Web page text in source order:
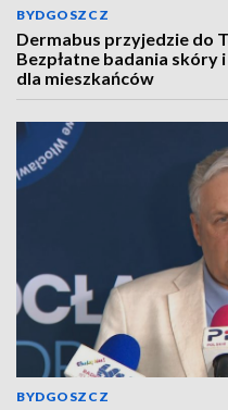
BYDGOSZCZ
Dermabus przyjedzie do
Bezpłatne badania skóry
dla mieszkańców
BYDGOSZCZ